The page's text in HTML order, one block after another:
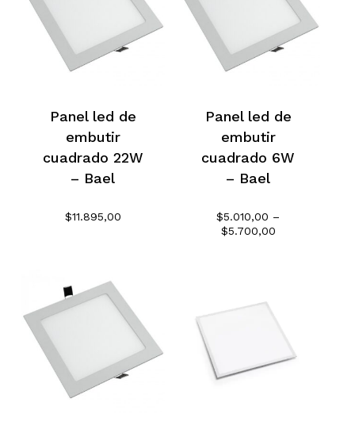
Panel led de
embutir
cuadrado 22W
– Bael
$11.895,00
Panel led de
embutir
cuadrado 6W
– Bael
$5.010,00 –
$5.700,00Rango